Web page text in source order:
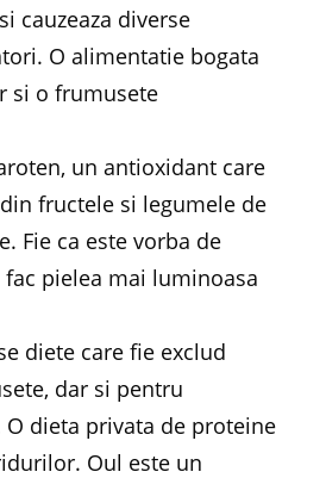
cauzeaza diverse
O alimentatie bogata
si o frumusete
un antioxidant care
fructele si legumele de
Fie ca este vorba de
pielea mai luminoasa
diete care fie exclud
dar si pentru
dieta privata de proteine
Oul este un